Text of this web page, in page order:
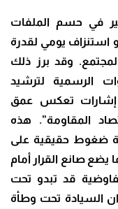
في حسم الملفات
استنزاف يومي لقدرة
وقد برز ذلك
الرسمية لترشيد
إشارات تعكس عمق
المقاومة”. هذه
ضغوط حقيقية على
يضع صانع القرار أمام
قد تبدو تحت
السيادة تحت وطأة